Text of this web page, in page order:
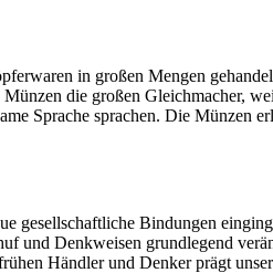
in großen Mengen
die großen Gleichmacher,
Sprache sprachen. Die Münzen
gesellschaftliche Bindungen
und Denkweisen grundlegend
Händler und Denker prägt